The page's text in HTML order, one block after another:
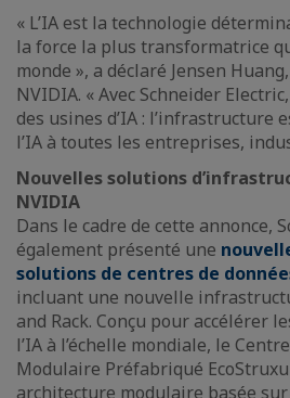
« L’IA est la technologie
la force la plus transformatrice
monde », a déclaré Jensen
NVIDIA. « Avec Schneider
des usines d’IA : l’infrastructure
l’IA à toutes les entreprises,
Nouvelles solutions
NVIDIA
Dans le cadre de cette annonce,
également présenté une
solutions de centres de
incluant une nouvelle
and Rack. Conçu pour accélérer
l’IA à l’échelle mondiale, le
Modulaire Préfabriqué
architecture modulaire basée